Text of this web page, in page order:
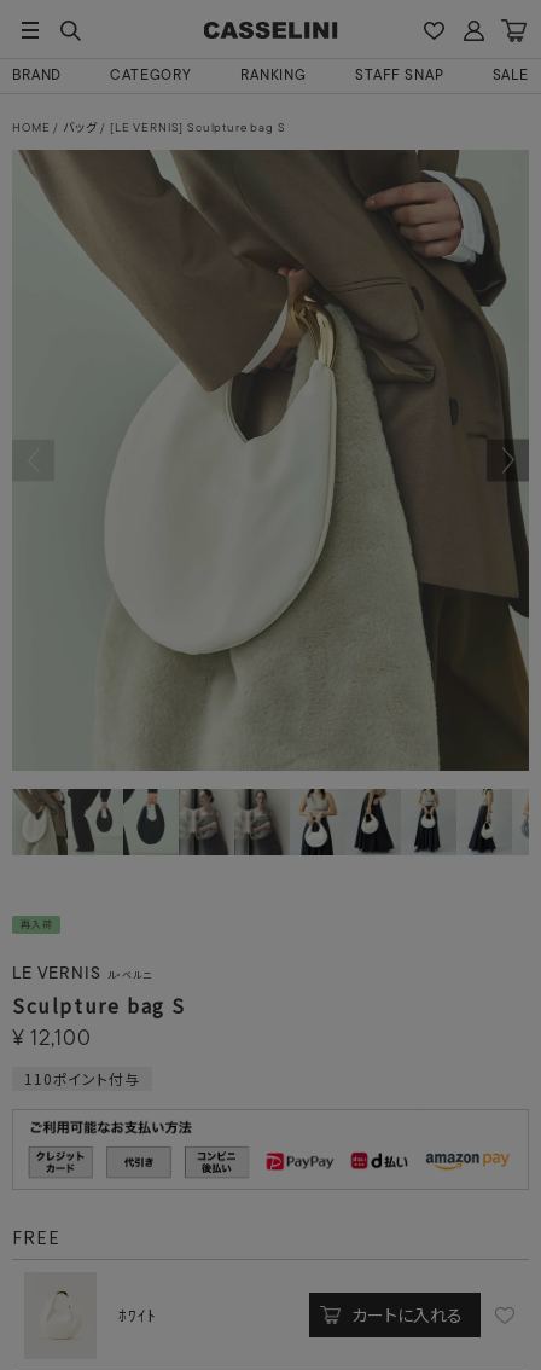
BRAND CATEGORY RANKING STAFF SNAP SALE
HOME バッグ [LE VERNIS] Sculpture bag S
再入荷
LE VERNIS ル・ベルニ
Sculpture bag S
¥ 12,100
110ポイント付与
FREE
ﾎﾜｲﾄ カートに入れる